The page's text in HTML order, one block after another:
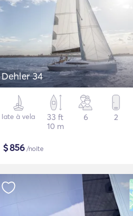
Dehler 34
Iate à vela
33 ft
10 m
6 2
$856/noite